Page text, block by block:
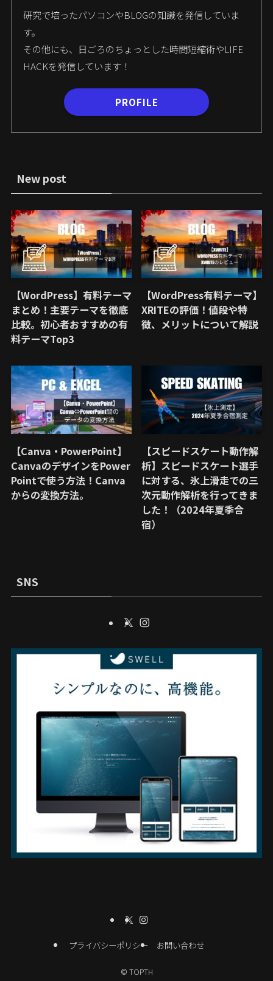
研究で培ったパソコンやBLOGの知識を発信していま
す。
その他にも、日ごろのちょっとした時間短縮術やLIFE
HACKを発信しています！
PROFILE
New post
【WordPress】有料テーマ
まとめ！主要テーマを徹底
比較。初心者おすすめの有
料テーマTop3
【WordPress有料テーマ】
XRITEの評価！値段や特
徴、メリットについて解説
【Canva・PowerPoint】
CanvaのデザインをPower
Pointで使う方法！Canva
からの変換方法。
【スピードスケート動作解
析】スピードスケート選手
に対する、氷上滑走での三
次元動作解析を行ってきま
した！（2024年夏季合
宿）
SNS
プライバシーポリシー お問い合わせ
© TOPTH